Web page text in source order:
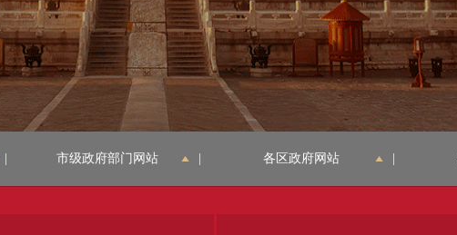
市级政府部门网站 各区政府网站